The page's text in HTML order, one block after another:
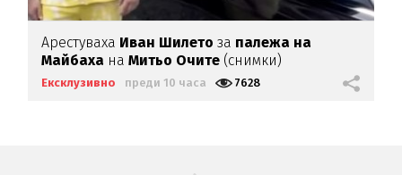
Арестуваха Иван Шилетоза палежа на
Майбаха наМитьо Очите (снимки)
Ексклузивно преди 10 часа 7628